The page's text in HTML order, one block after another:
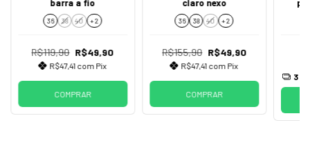
barra a fio
36 38 40 + 2
R$119,90 R$49,90
R$47,41 com Pix
COMPRAR
claro nexo
36 38 40 + 2
R$155,90 R$49,90
R$47,41 com Pix
COMPRAR
3